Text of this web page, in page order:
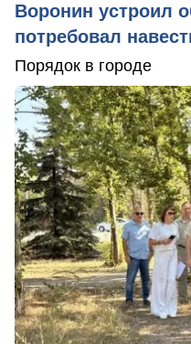
Воронин устроил
потребовал
Порядок в городе